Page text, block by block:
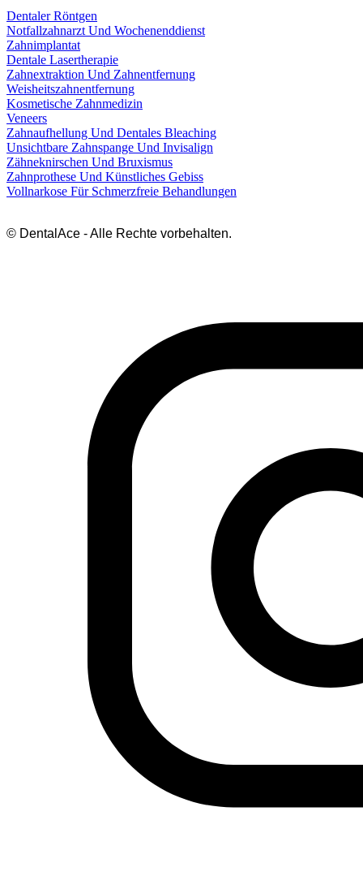
Dentaler Röntgen
Notfallzahnarzt Und Wochenenddienst
Zahnimplantat
Dentale Lasertherapie
Zahnextraktion Und Zahnentfernung
Weisheitszahnentfernung
Kosmetische Zahnmedizin
Veneers
Zahnaufhellung Und Dentales Bleaching
Unsichtbare Zahnspange Und Invisalign
Zähneknirschen Und Bruxismus
Zahnprothese Und Künstliches Gebiss
Vollnarkose Für Schmerzfreie Behandlungen
© DentalAce - Alle Rechte vorbehalten.